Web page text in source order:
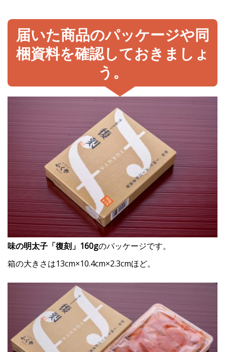
届いた商品のパッケージや同
梱資料を確認しておきましょ
う。
味の明太子「復刻」160gのパッケージです。
箱の大きさは13cm×10.4cm×2.3cmほど。